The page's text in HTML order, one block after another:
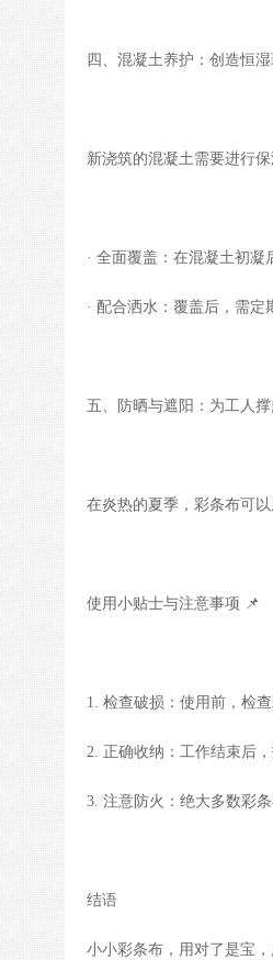
四、混凝土养护：创造恒
新浇筑的混凝土需要进行
· 全面覆盖：在混凝土初凝
· 配合洒水：覆盖后，需
五、防晒与遮阳：为工人
在炎热的夏季，彩条布可
使用小贴士与注意事项 📌
1. 检查破损：使用前，检
2. 正确收纳：工作结束后
3. 注意防火：绝大多数彩
结语
小小彩条布，用对了是宝